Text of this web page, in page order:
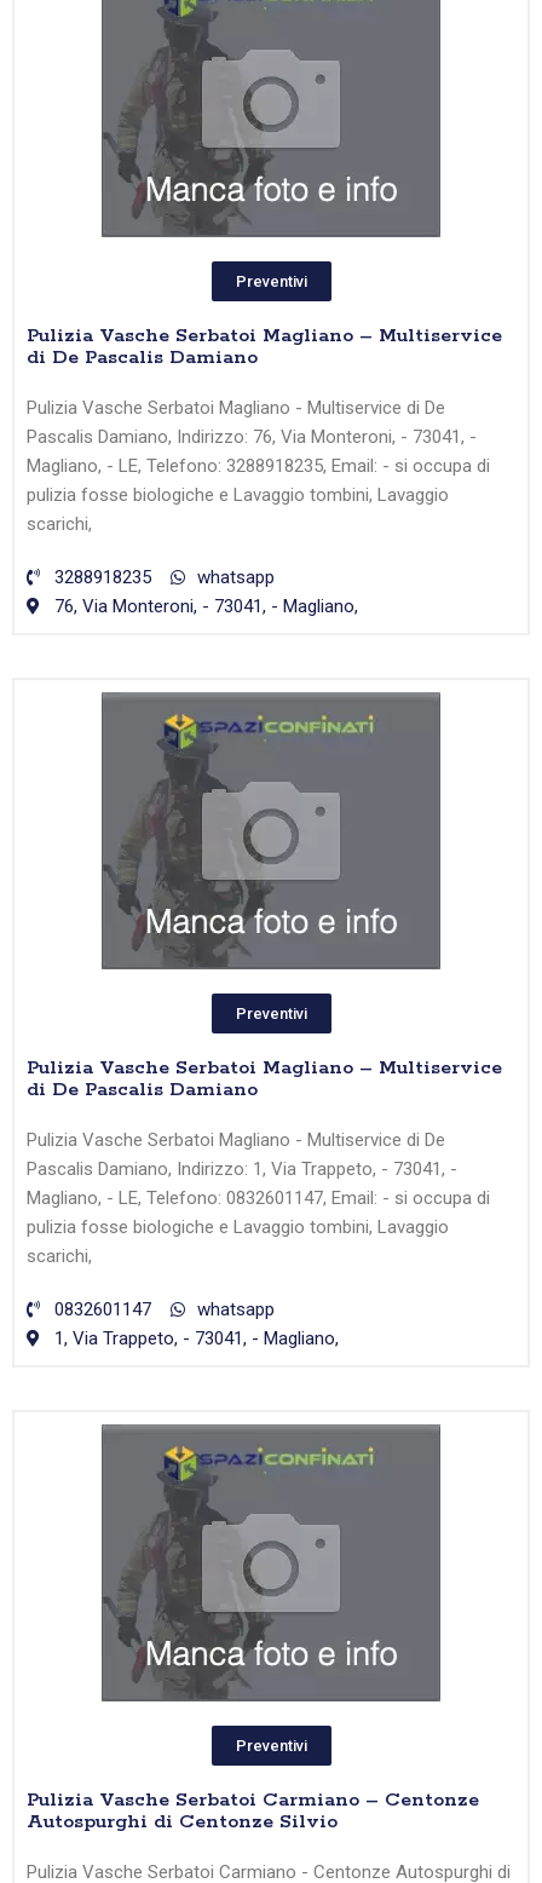
Preventivi
Pulizia Vasche Serbatoi Magliano – Multiservice
di De Pascalis Damiano
Pulizia Vasche Serbatoi Magliano - Multiservice di De
Pascalis Damiano, Indirizzo: 76, Via Monteroni, - 73041, -
Magliano, - LE, Telefono: 3288918235, Email: - si occupa di
pulizia fosse biologiche e Lavaggio tombini, Lavaggio
scarichi,
3288918235
whatsapp
76, Via Monteroni, - 73041, - Magliano,
Preventivi
Pulizia Vasche Serbatoi Magliano – Multiservice
di De Pascalis Damiano
Pulizia Vasche Serbatoi Magliano - Multiservice di De
Pascalis Damiano, Indirizzo: 1, Via Trappeto, - 73041, -
Magliano, - LE, Telefono: 0832601147, Email: - si occupa di
pulizia fosse biologiche e Lavaggio tombini, Lavaggio
scarichi,
0832601147
whatsapp
1, Via Trappeto, - 73041, - Magliano,
Preventivi
Pulizia Vasche Serbatoi Carmiano – Centonze
Autospurghi di Centonze Silvio
Pulizia Vasche Serbatoi Carmiano - Centonze Autospurghi di